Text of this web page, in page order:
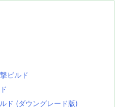
ビルド
ド (ダウングレード版)